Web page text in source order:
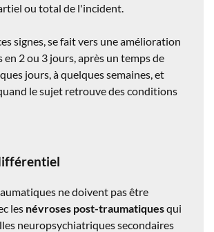
ou total de l'incident.
signes, se fait vers une amélioration
en 2 ou 3 jours, après un temps de
jours, à quelques semaines, et
le sujet retrouve des conditions
ne doivent pas être
les névroses post-traumatiquesqui
neuropsychiatriques secondaires